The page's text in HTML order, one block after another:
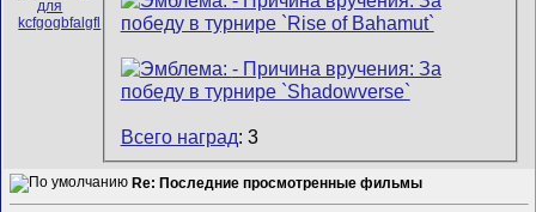
Всего наград: 3
Re: Последние просмотренные фильмы